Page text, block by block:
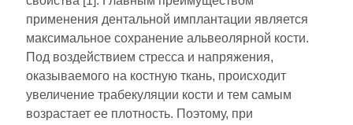
применения дентальной имплантации является
максимальное сохранение альвеолярной кости.
Под воздействием стресса и напряжения,
оказываемого на костную ткань, происходит
увеличение трабекуляции кости и тем самым
возрастает ее плотность. Поэтому, при